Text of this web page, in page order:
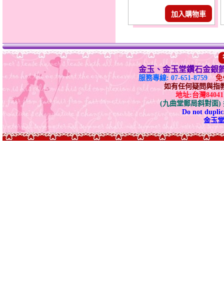
加入購物車
金玉、金玉堂鑽石金銀
服務專線: 07-651-8759
免
如有任何疑問與指
地址:台灣
(九曲堂郵局斜對面)
Do not
金玉